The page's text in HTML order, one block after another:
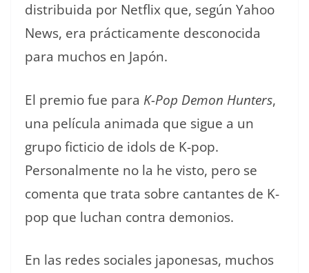
distribuida por Netflix que, según Yahoo
News, era prácticamente desconocida
para muchos en Japón.
El premio fue para K-Pop Demon Hunters,
una película animada que sigue a un
grupo ficticio de idols de K-pop.
Personalmente no la he visto, pero se
comenta que trata sobre cantantes de K-
pop que luchan contra demonios.
En las redes sociales japonesas, muchos